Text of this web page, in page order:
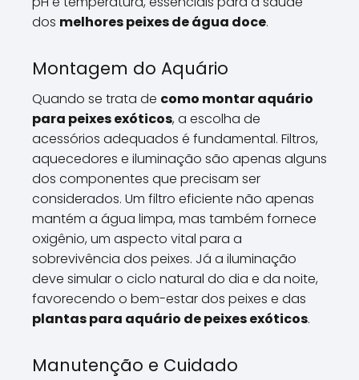
dos melhores peixes de água doce.
Montagem do Aquário
Quando se trata de como montar aquário
para peixes exóticos, a escolha de
acessórios adequados é fundamental. Filtros,
aquecedores e iluminação são apenas alguns
dos componentes que precisam ser
considerados. Um filtro eficiente não apenas
mantém a água limpa, mas também fornece
oxigênio, um aspecto vital para a
sobrevivência dos peixes. Já a iluminação
deve simular o ciclo natural do dia e da noite,
favorecendo o bem-estar dos peixes e das
plantas para aquário de peixes exóticos.
Manutenção e Cuidado